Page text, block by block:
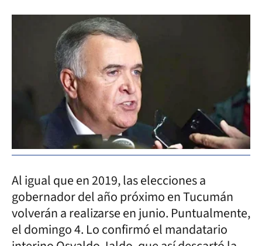
Al igual que en 2019, las elecciones a
gobernador del año próximo en Tucumán
volverán a realizarse en junio. Puntualmente,
el domingo 4. Lo confirmó el mandatario